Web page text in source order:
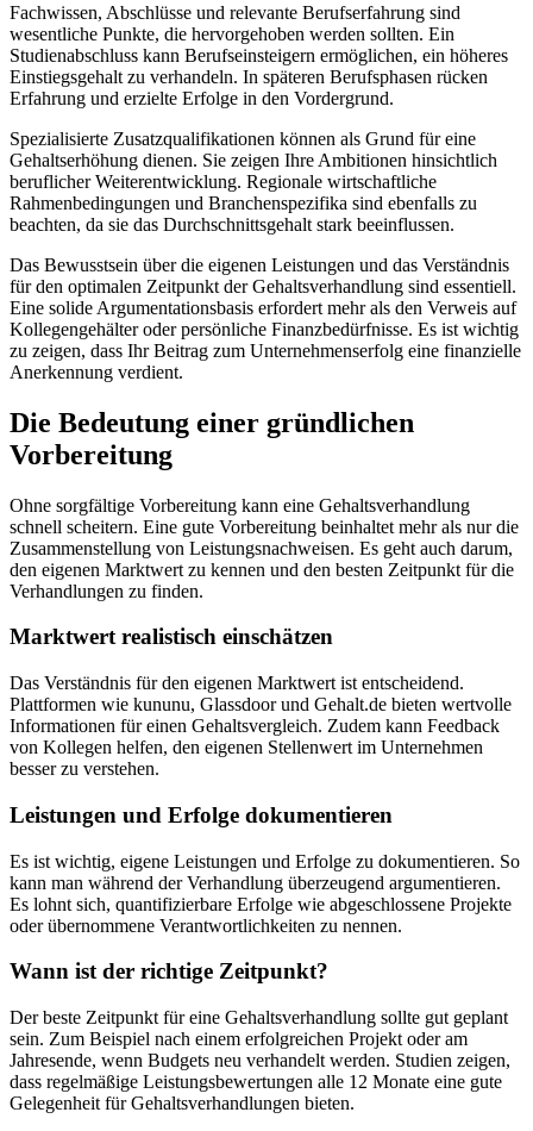
Fachwissen, Abschlüsse und relevante Berufserfahrung sind
wesentliche Punkte, die hervorgehoben werden sollten. Ein
Studienabschluss kann Berufseinsteigern ermöglichen, ein höheres
Einstiegsgehalt zu verhandeln. In späteren Berufsphasen rücken
Erfahrung und erzielte Erfolge in den Vordergrund.
Spezialisierte Zusatzqualifikationen können als Grund für eine
Gehaltserhöhung dienen. Sie zeigen Ihre Ambitionen hinsichtlich
beruflicher Weiterentwicklung. Regionale wirtschaftliche
Rahmenbedingungen und Branchenspezifika sind ebenfalls zu
beachten, da sie das Durchschnittsgehalt stark beeinflussen.
Das Bewusstsein über die eigenen Leistungen und das Verständnis
für den optimalen Zeitpunkt der Gehaltsverhandlung sind essentiell.
Eine solide Argumentationsbasis erfordert mehr als den Verweis auf
Kollegengehälter oder persönliche Finanzbedürfnisse. Es ist wichtig
zu zeigen, dass Ihr Beitrag zum Unternehmenserfolg eine finanzielle
Anerkennung verdient.
Die Bedeutung einer gründlichen
Vorbereitung
Ohne sorgfältige Vorbereitung kann eine Gehaltsverhandlung
schnell scheitern. Eine gute Vorbereitung beinhaltet mehr als nur die
Zusammenstellung von Leistungsnachweisen. Es geht auch darum,
den eigenen Marktwert zu kennen und den besten Zeitpunkt für die
Verhandlungen zu finden.
Marktwert realistisch einschätzen
Das Verständnis für den eigenen Marktwert ist entscheidend.
Plattformen wie kununu, Glassdoor und Gehalt.de bieten wertvolle
Informationen für einen Gehaltsvergleich. Zudem kann Feedback
von Kollegen helfen, den eigenen Stellenwert im Unternehmen
besser zu verstehen.
Leistungen und Erfolge dokumentieren
Es ist wichtig, eigene Leistungen und Erfolge zu dokumentieren. So
kann man während der Verhandlung überzeugend argumentieren.
Es lohnt sich, quantifizierbare Erfolge wie abgeschlossene Projekte
oder übernommene Verantwortlichkeiten zu nennen.
Wann ist der richtige Zeitpunkt?
Der beste Zeitpunkt für eine Gehaltsverhandlung sollte gut geplant
sein. Zum Beispiel nach einem erfolgreichen Projekt oder am
Jahresende, wenn Budgets neu verhandelt werden. Studien zeigen,
dass regelmäßige Leistungsbewertungen alle 12 Monate eine gute
Gelegenheit für Gehaltsverhandlungen bieten.